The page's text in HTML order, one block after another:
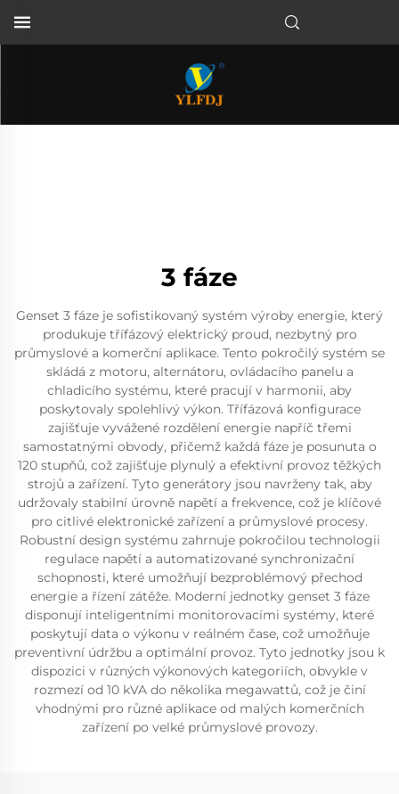
3 fáze
Genset 3 fáze je sofistikovaný systém výroby energie, který
produkuje třífázový elektrický proud, nezbytný pro
průmyslové a komerční aplikace. Tento pokročilý systém se
skládá z motoru, alternátoru, ovládacího panelu a
chladicího systému, které pracují v harmonii, aby
poskytovaly spolehlivý výkon. Třífázová konfigurace
zajišťuje vyvážené rozdělení energie napříč třemi
samostatnými obvody, přičemž každá fáze je posunuta o
120 stupňů, což zajišťuje plynulý a efektivní provoz těžkých
strojů a zařízení. Tyto generátory jsou navrženy tak, aby
udržovaly stabilní úrovně napětí a frekvence, což je klíčové
pro citlivé elektronické zařízení a průmyslové procesy.
Robustní design systému zahrnuje pokročilou technologii
regulace napětí a automatizované synchronizační
schopnosti, které umožňují bezproblémový přechod
energie a řízení zátěže. Moderní jednotky genset 3 fáze
disponují inteligentními monitorovacími systémy, které
poskytují data o výkonu v reálném čase, což umožňuje
preventivní údržbu a optimální provoz. Tyto jednotky jsou k
dispozici v různých výkonových kategoriích, obvykle v
rozmezí od 10 kVA do několika megawattů, což je činí
vhodnými pro různé aplikace od malých komerčních
zařízení po velké průmyslové provozy.